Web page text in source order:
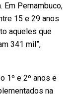
Em Pernambuco,
15 e 29 anos
aqueles que
341 mil”,
1º e 2º anos e
na